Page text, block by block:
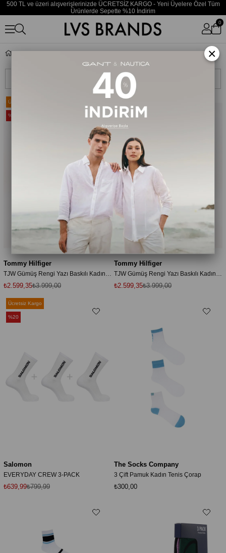
500 TL ve üzeri alışverişlerinizde ÜCRETSİZ KARGO - Yeni Üyelere Özel Tüm
Ürünlerde Sepette %10 İndirim
0
Tommy Hilfiger
₺2.599,35₺3.999,00
Ücretsiz Kargo
%35
Tommy Hilfiger
₺2.599,35₺3.999,00
%35
Salomon
EVERYDAY CREW 3-PACK
₺639,99₺799,99
Ücretsiz Kargo
%20
The Socks Company
3 Çift Pamuk Kadın Tenis Çorap
₺300,00
×